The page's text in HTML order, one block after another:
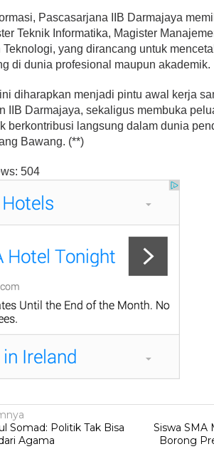
Pascasarjana IIB Darmajaya
Teknik Informatika, Magister
Teknologi, yang dirancang untuk
di dunia profesional maupun akademik.
diharapkan menjadi pintu awal kerja
IIB Darmajaya, sekaligus membuka
berkontribusi langsung dalam dunia
Bawang. (**)
504
Somad: Politik Tak Bisa
Agama
Siswa SMA
Borong